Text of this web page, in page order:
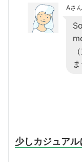
Aさん
少しカジュア